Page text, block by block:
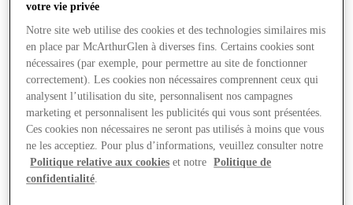
votre vie privée
Notre site web utilise des cookies et des technologies similaires mis
en place par McArthurGlen à diverses fins. Certains cookies sont
nécessaires (par exemple, pour permettre au site de fonctionner
correctement). Les cookies non nécessaires comprennent ceux qui
analysent l’utilisation du site, personnalisent nos campagnes
marketing et personnalisent les publicités qui vous sont présentées.
Ces cookies non nécessaires ne seront pas utilisés à moins que vous
ne les acceptiez. Pour plus d’informations, veuillez consulter notre
Politique relative aux cookies et notre
Politique de
confidentialité.